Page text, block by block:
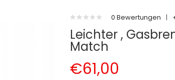
0 Bewertungen |
Leichter ,
Match
€61,00